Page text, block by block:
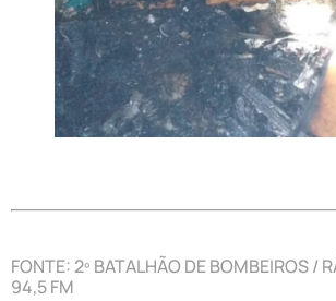
FONTE: 2º BATALHÃO DE BOMBEIROS /
94,5 FM